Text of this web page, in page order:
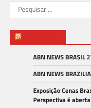
Pesquisar
por:
ABN NEWS BRASIL
ABN NEWS
Exposição Cenas
Perspectiva é